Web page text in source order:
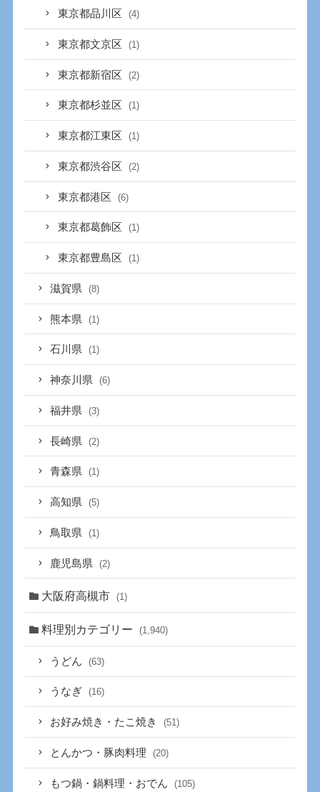
東京都品川区 (4)
東京都文京区 (1)
東京都新宿区 (2)
東京都杉並区 (1)
東京都江東区 (1)
東京都渋谷区 (2)
東京都港区 (6)
東京都葛飾区 (1)
東京都豊島区 (1)
滋賀県 (8)
熊本県 (1)
石川県 (1)
神奈川県 (6)
福井県 (3)
長崎県 (2)
青森県 (1)
高知県 (5)
鳥取県 (1)
鹿児島県 (2)
大阪府高槻市 (1)
料理別カテゴリー (1,940)
うどん (63)
うなぎ (16)
お好み焼き・たこ焼き (51)
とんかつ・豚肉料理 (20)
もつ鍋・鍋料理・おでん (105)